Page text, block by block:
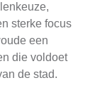
sterke focus
een
die voldoet
de stad.